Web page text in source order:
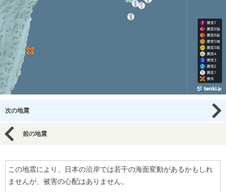
次の地震
前の地震
この地震により、日本の沿岸では若干の海面変動があるかもしれ
ませんが、被害の心配はありません。